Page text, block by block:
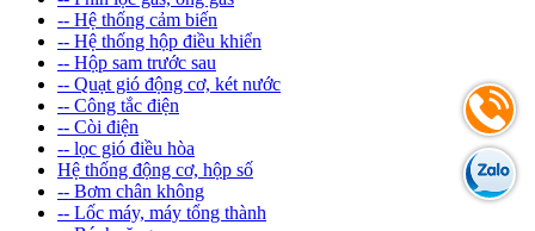
-- Hệ thống cảm biến
-- Hệ thống hộp điều khiển
-- Hộp sam trước sau
-- Quạt gió động cơ, két nước
-- Công tắc điện
-- Còi điện
-- lọc gió điều hòa
Hệ thống động cơ, hộp số
-- Bơm chân không
-- Lốc máy, máy tổng thành